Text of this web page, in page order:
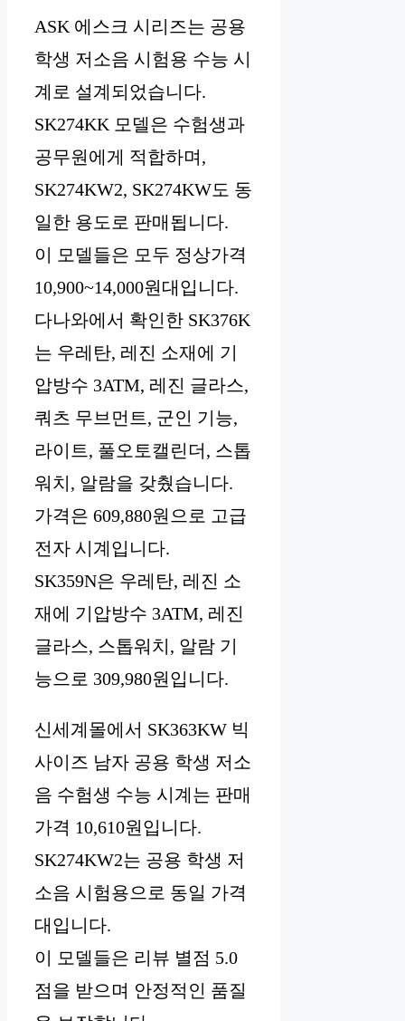
ASK 에스크 시리즈는 공용
학생 저소음 시험용 수능 시
계로 설계되었습니다.
SK274KK 모델은 수험생과
공무원에게 적합하며,
SK274KW2, SK274KW도 동
일한 용도로 판매됩니다.
이 모델들은 모두 정상가격
10,900~14,000원대입니다.
다나와에서 확인한 SK376K
는 우레탄, 레진 소재에 기
압방수 3ATM, 레진 글라스,
쿼츠 무브먼트, 군인 기능,
라이트, 풀오토캘린더, 스톱
워치, 알람을 갖췄습니다.
가격은 609,880원으로 고급
전자 시계입니다.
SK359N은 우레탄, 레진 소
재에 기압방수 3ATM, 레진
글라스, 스톱워치, 알람 기
능으로 309,980원입니다.
신세계몰에서 SK363KW 빅
사이즈 남자 공용 학생 저소
음 수험생 수능 시계는 판매
가격 10,610원입니다.
SK274KW2는 공용 학생 저
소음 시험용으로 동일 가격
대입니다.
이 모델들은 리뷰 별점 5.0
점을 받으며 안정적인 품질